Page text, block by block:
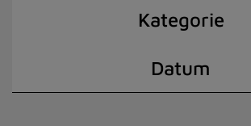
Kategorie
Datum